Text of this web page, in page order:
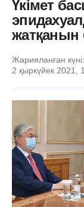
Үкімет
жатқанын
Жарияланған күні:
2 қыркүйек 2021,